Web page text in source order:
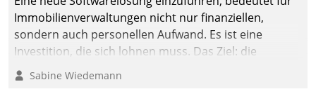
Immobilienverwaltungen nicht nur finanziellen,
sondern auch personellen Aufwand. Es ist eine
Investition, die sich lohnen muss. Das Ziel: die
nachhaltige Optimierung der Geschäftsabläufe. Damit
dieses Ziel erreicht wird, sollten einige Grundregeln
Sabine Wiedemann